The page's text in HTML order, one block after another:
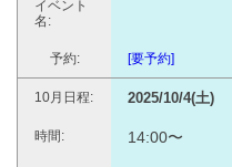
[要予約]
2025/10/4(土)
14:00〜